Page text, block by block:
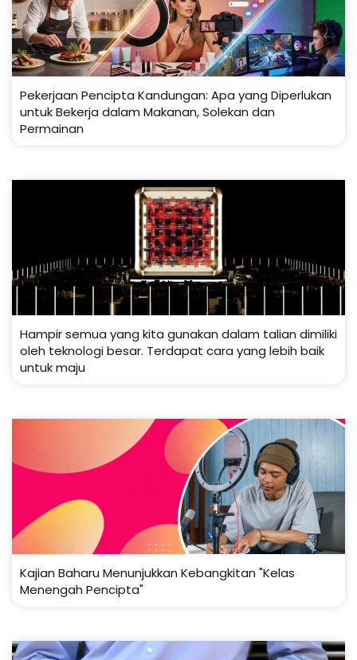
Pekerjaan Pencipta Kandungan: Apa yang Diperlukan
untuk Bekerja dalam Makanan, Solekan dan
Permainan
Hampir semua yang kita gunakan dalam talian dimiliki
oleh teknologi besar. Terdapat cara yang lebih baik
untuk maju
Kajian Baharu Menunjukkan Kebangkitan "Kelas
Menengah Pencipta"